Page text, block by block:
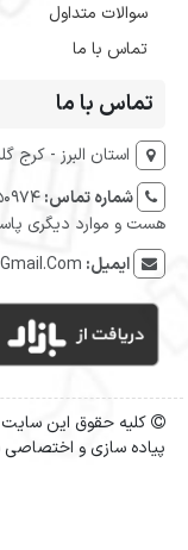
سوالات متداول
تماس با ما
تماس با ما
استان البرز - کرج
شماره تماس:
هست و موارد دیگری
ایمیل:
کلیه حقوق این
پیاده سازی و